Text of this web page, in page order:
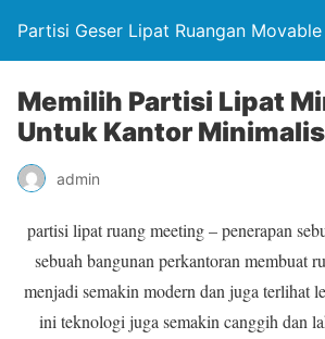
Partisi Geser Lipat Ruangan Movable
Memilih Partisi Lipat
Untuk Kantor Minimalis
admin
partisi lipat ruang meeting – penerapan
sebuah bangunan perkantoran membuat
menjadi semakin modern dan juga terlihat
ini teknologi juga semakin canggih dan